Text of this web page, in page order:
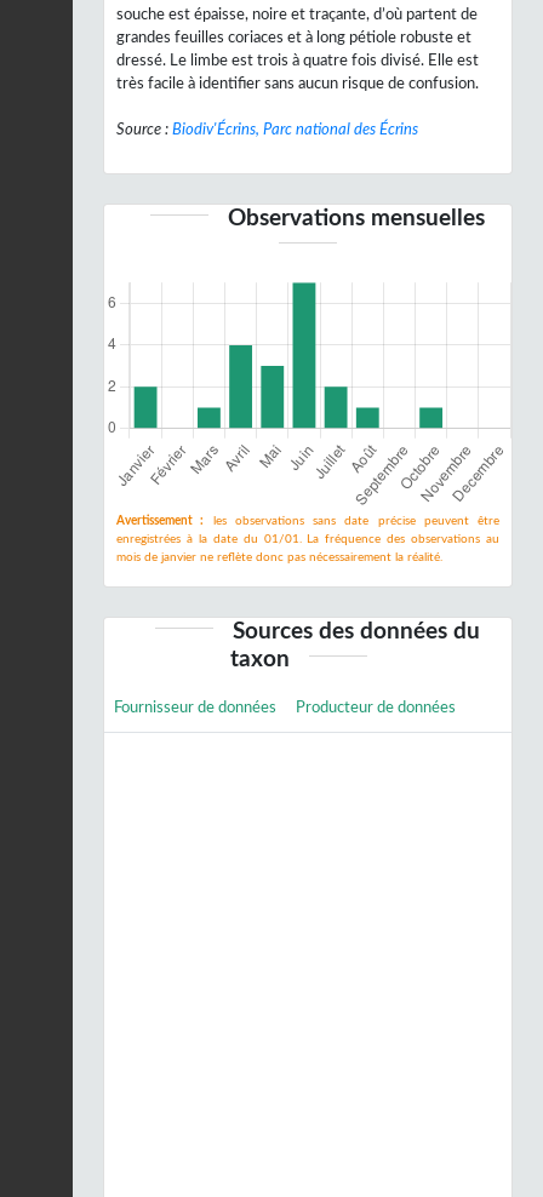
souche est épaisse, noire et traçante, d’où partent de
grandes feuilles coriaces et à long pétiole robuste et
dressé. Le limbe est trois à quatre fois divisé. Elle est
très facile à identifier sans aucun risque de confusion.
Source : Biodiv'Écrins, Parc national des Écrins
Observations mensuelles
Avertissement :
les observations sans date précise peuvent être
enregistrées à la date du 01/01. La fréquence des observations au
mois de janvier ne reflète donc pas nécessairement la réalité.
Sources des données du
taxon
Fournisseur de données Producteur de données